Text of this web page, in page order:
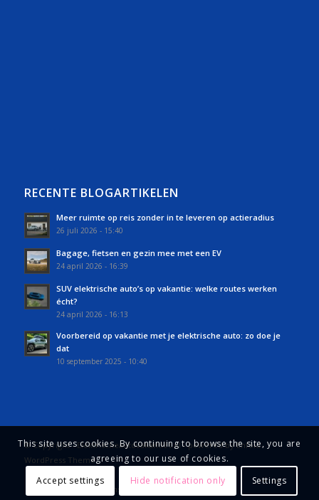
RECENTE BLOGARTIKELEN
Meer ruimte op reis zonder in te leveren op actieradius
26 juli 2026 - 15:40
Bagage, fietsen en gezin mee met een EV
24 april 2026 - 16:39
SUV elektrische auto’s op vakantie: welke routes werken
écht?
24 april 2026 - 16:13
Voorbereid op vakantie met je elektrische auto: zo doe je
dat
10 september 2025 - 10:40
© Copyright - Elektrischeautovakanties.nl -powered by Enfold
WordPress Theme
Powered by DigitAll Consultancy
This site uses cookies. By continuing to browse the site, you are
agreeing to our use of cookies.
Accept settings
Hide notification only Settings